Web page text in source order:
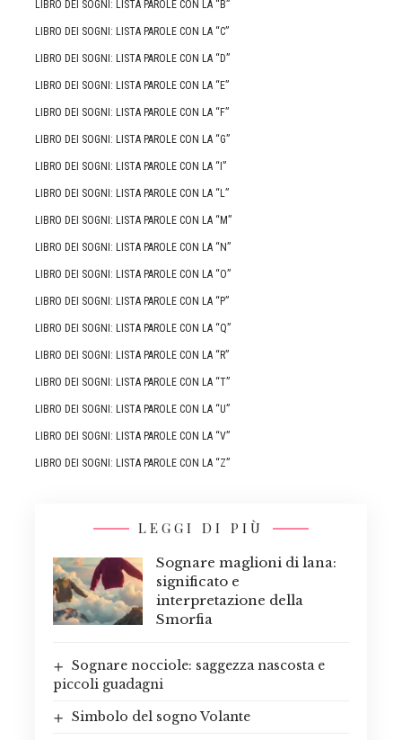
LIBRO DEI SOGNI: LISTA PAROLE CON LA “B”
LIBRO DEI SOGNI: LISTA PAROLE CON LA “C”
LIBRO DEI SOGNI: LISTA PAROLE CON LA “D”
LIBRO DEI SOGNI: LISTA PAROLE CON LA “E”
LIBRO DEI SOGNI: LISTA PAROLE CON LA “F”
LIBRO DEI SOGNI: LISTA PAROLE CON LA “G”
LIBRO DEI SOGNI: LISTA PAROLE CON LA “I”
LIBRO DEI SOGNI: LISTA PAROLE CON LA “L”
LIBRO DEI SOGNI: LISTA PAROLE CON LA “M”
LIBRO DEI SOGNI: LISTA PAROLE CON LA “N”
LIBRO DEI SOGNI: LISTA PAROLE CON LA “O”
LIBRO DEI SOGNI: LISTA PAROLE CON LA “P”
LIBRO DEI SOGNI: LISTA PAROLE CON LA “Q”
LIBRO DEI SOGNI: LISTA PAROLE CON LA “R”
LIBRO DEI SOGNI: LISTA PAROLE CON LA “T”
LIBRO DEI SOGNI: LISTA PAROLE CON LA “U”
LIBRO DEI SOGNI: LISTA PAROLE CON LA “V”
LIBRO DEI SOGNI: LISTA PAROLE CON LA “Z”
LEGGI DI PIÙ
Sognare maglioni di lana:
significato e
interpretazione della
Smorfia
Sognare nocciole: saggezza nascosta e
piccoli guadagni
Simbolo del sogno Volante